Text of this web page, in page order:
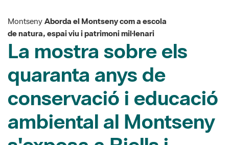
La mostra sobre els
quaranta anys de
conservació i educació
ambiental al Montseny
s'exposa a Riells i
Viabrea